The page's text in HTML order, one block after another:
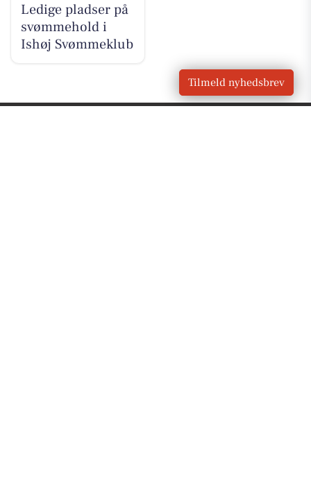
Ledige pladser på
svømmehold i
Ishøj Svømmeklub
Tilmeld nyhedsbrev